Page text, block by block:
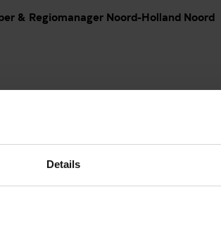
Details
& Regiomanager Noord-Holland Noord
energievraagstukken aan te
voor de toekomstige
energiegebied kan Den Helder bij
samenkomen. Dit vraagt om